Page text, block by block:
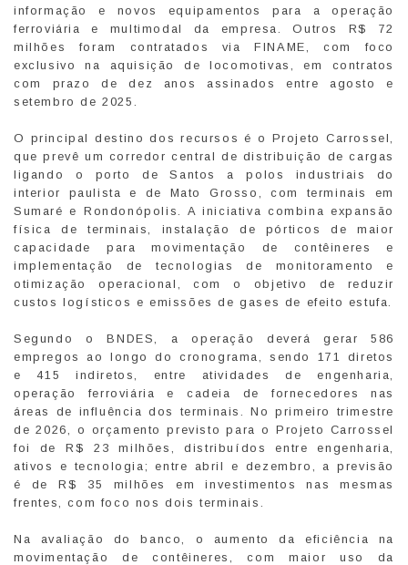
informação e novos equipamentos para a operação
ferroviária e multimodal da empresa. Outros R$ 72
milhões foram contratados via FINAME, com foco
exclusivo na aquisição de locomotivas, em contratos
com prazo de dez anos assinados entre agosto e
setembro de 2025.
O principal destino dos recursos é o Projeto Carrossel,
que prevê um corredor central de distribuição de cargas
ligando o porto de Santos a polos industriais do
interior paulista e de Mato Grosso, com terminais em
Sumaré e Rondonópolis. A iniciativa combina expansão
física de terminais, instalação de pórticos de maior
capacidade para movimentação de contêineres e
implementação de tecnologias de monitoramento e
otimização operacional, com o objetivo de reduzir
custos logísticos e emissões de gases de efeito estufa.
Segundo o BNDES, a operação deverá gerar 586
empregos ao longo do cronograma, sendo 171 diretos
e 415 indiretos, entre atividades de engenharia,
operação ferroviária e cadeia de fornecedores nas
áreas de influência dos terminais. No primeiro trimestre
de 2026, o orçamento previsto para o Projeto Carrossel
foi de R$ 23 milhões, distribuídos entre engenharia,
ativos e tecnologia; entre abril e dezembro, a previsão
é de R$ 35 milhões em investimentos nas mesmas
frentes, com foco nos dois terminais.
Na avaliação do banco, o aumento da eficiência na
movimentação de contêineres, com maior uso da